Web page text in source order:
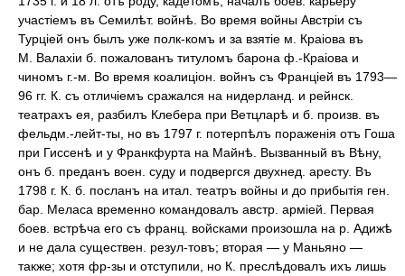
участіемъ въ Семилѣт. войнѣ. Во время войны Австріи съ
Турціей онъ былъ уже полк-комъ и за взятіе м. Краіова въ
М. Валахіи б. пожалованъ титуломъ барона ф.-Краіова и
чиномъ г.-м. Во время коалиціон. войнъ съ Франціей въ 1793—
96 гг. К. съ отличіемъ сражался на нидерланд. и рейнск.
театрахъ ея, разбилъ Клебера при Ветцларѣ и б. произв. въ
фельдм.-лейт-ты, но въ 1797 г. потерпѣлъ пораженія отъ Гоша
при Гиссенѣ и у Франкфурта на Майнѣ. Вызванный въ Вѣну,
онъ б. преданъ воен. суду и подвергся двухнед. аресту. Въ
1798 г. К. б. посланъ на итал. театръ войны и до прибытія ген.
бар. Меласа временно командовалъ австр. арміей. Первая
боев. встрѣча его съ франц. войсками произошла на р. Адижѣ
и не дала существен. резул-товъ; вторая — у Маньяно —
также; хотя фр-зы и отступили, но К. преслѣдовалъ ихъ лишь